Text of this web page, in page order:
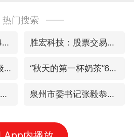
热门搜索
台风白海豚已进入24小时警戒线 胜宏科技：股票交易异常波动
四川宜宾市高县4.9级地震致1人死亡 “秋天的第一杯奶茶”6岁了
全球首个长时储能一体化产业园量产 泉州市委书记张毅恭被查